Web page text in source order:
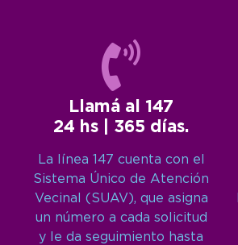
Llamá al 147
24 hs | 365 días.
La línea 147 cuenta con el
Sistema Único de Atención
Vecinal (SUAV), que asigna
un número a cada solicitud
y le da seguimiento hasta